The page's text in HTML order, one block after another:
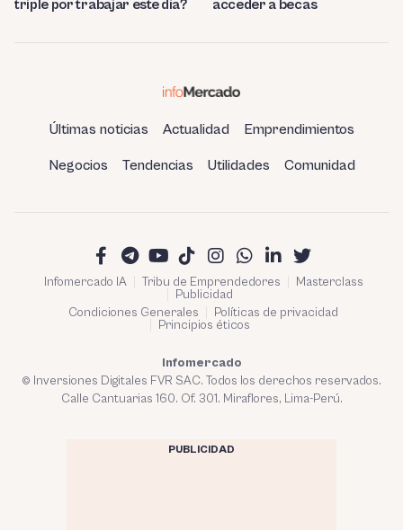
triple por trabajar este día?
acceder a becas
Últimas noticias Actualidad Emprendimientos
Negocios Tendencias Utilidades Comunidad
Infomercado IA Tribu de Emprendedores
Masterclass
Publicidad
Condiciones Generales
Políticas de privacidad
Principios éticos
Infomercado
© Inversiones Digitales FVR SAC. Todos los derechos reservados.
Calle Cantuarias 160. Of. 301. Miraflores, Lima-Perú.
PUBLICIDAD